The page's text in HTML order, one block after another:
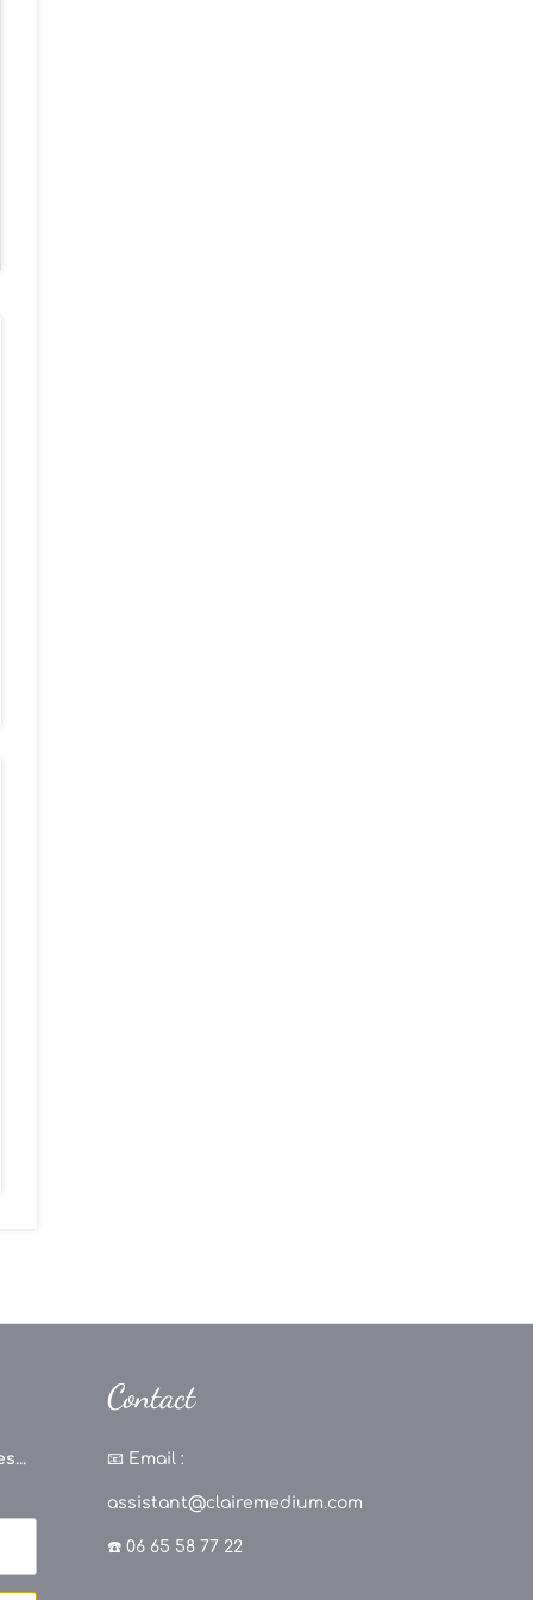
Contact
📧 Email :
assistant@clairemedium.com
☎️ 06 65 58 77 22